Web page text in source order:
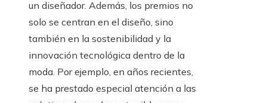
un diseñador. Además, los premios no
solo se centran en el diseño, sino
también en la sostenibilidad y la
innovación tecnológica dentro de la
moda. Por ejemplo, en años recientes,
se ha prestado especial atención a las